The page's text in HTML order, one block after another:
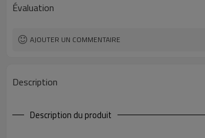
Évaluation
AJOUTER UN COMMENTAIRE
Description
Description du produit